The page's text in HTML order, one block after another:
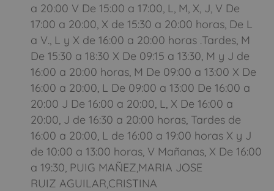
a 20:00 V De 15:00 a 17:00, L, M, X, J, V De
17:00 a 20:00, X de 15:30 a 20:00 horas, De L
a V., L y X de 16:00 a 20:00 horas .Tardes, M
De 15:30 a 18:30 X De 09:15 a 13:30, M y J de
16:00 a 20:00 horas, M De 09:00 a 13:00 X De
16:00 a 20:00, L De 09:00 a 13:00 De 16:00 a
20:00 J De 16:00 a 20:00, L, X De 16:00 a
20:00, J de 16:30 a 20:00 horas, Tardes de
16:00 a 20:00, L de 16:00 a 19:00 horas X y J
de 10:00 a 13:00 horas, V Mañanas, X De 16:00
a 19:30, PUIG MAÑEZ,MARIA JOSE
RUIZ AGUILAR,CRISTINA